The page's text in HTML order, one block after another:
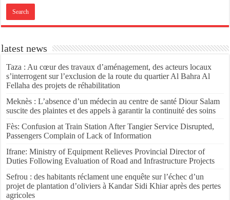
latest news
Taza : Au cœur des travaux d’aménagement, des acteurs locaux
s’interrogent sur l’exclusion de la route du quartier Al Bahra Al
Fellaha des projets de réhabilitation
Meknès : L’absence d’un médecin au centre de santé Diour Salam
suscite des plaintes et des appels à garantir la continuité des soins
Fès: Confusion at Train Station After Tangier Service Disrupted,
Passengers Complain of Lack of Information
Ifrane: Ministry of Equipment Relieves Provincial Director of
Duties Following Evaluation of Road and Infrastructure Projects
Sefrou : des habitants réclament une enquête sur l’échec d’un
projet de plantation d’oliviers à Kandar Sidi Khiar après des pertes
agricoles